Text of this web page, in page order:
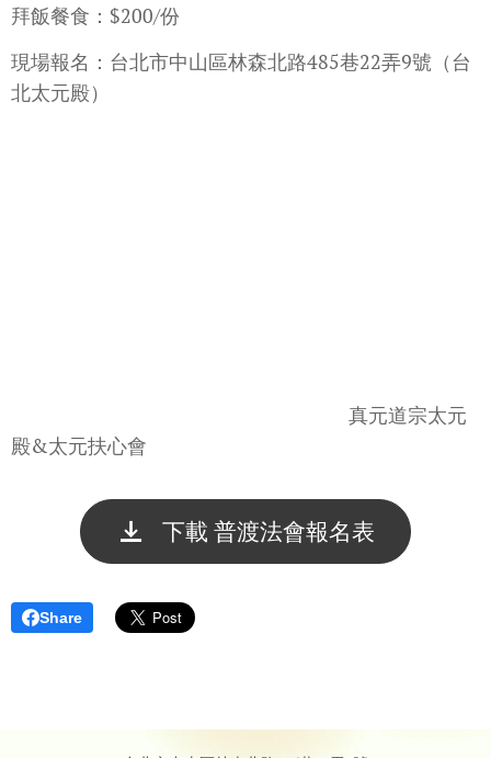
拜飯餐食：$200/份
現場報名：台北市中山區林森北路485巷22弄9號（台
北太元殿）
真元道宗太元
殿&太元扶心會
下載 普渡法會報名表
Share